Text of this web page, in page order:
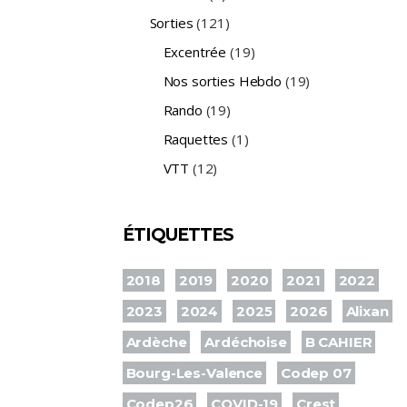
Sorties (121)
Excentrée (19)
Nos sorties Hebdo (19)
Rando (19)
Raquettes (1)
VTT (12)
ÉTIQUETTES
2018 2019 2020 2021
2022
2023
2024 2025 2026
Alixan
Ardèche
Ardéchoise
B CAHIER
Bourg-Les-Valence
Codep 07